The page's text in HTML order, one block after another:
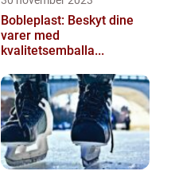
Bobleplast: Beskyt dine
varer med
kvalitetsemballa...